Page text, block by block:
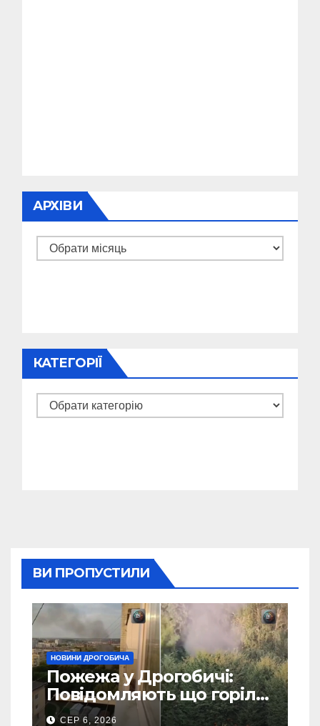
АРХІВИ
Архіви
КАТЕГОРІЇ
Категорії
ВИ ПРОПУСТИЛИ
НОВИНИ ДРОГОБИЧА
Пожежа у Дрогобичі:
Повідомляють що горіло
5 гаражів (Відео)
СЕР 6, 2026